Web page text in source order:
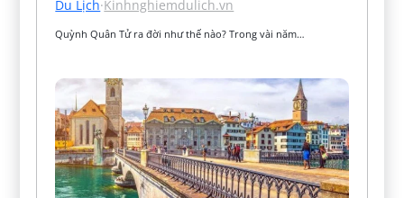
Du Lịch·Kinhnghiemdulich.vn
Quỳnh Quân Tử ra đời như thế nào? Trong vài năm…